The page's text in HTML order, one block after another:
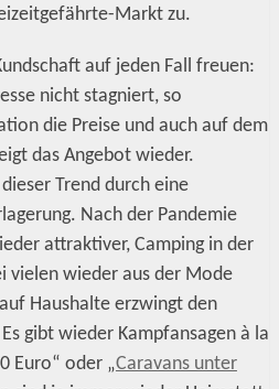
Markt zu.
auf jeden Fall freuen:
nicht stagniert, so
die Preise und auch auf dem
das Angebot wieder.
Trend durch eine
Nach der Pandemie
attraktiver, Camping in der
vielen wieder aus der Mode
Haushalte erzwingt den
gibt wieder Kampfansagen à la
Euro“ oder „Caravans unter